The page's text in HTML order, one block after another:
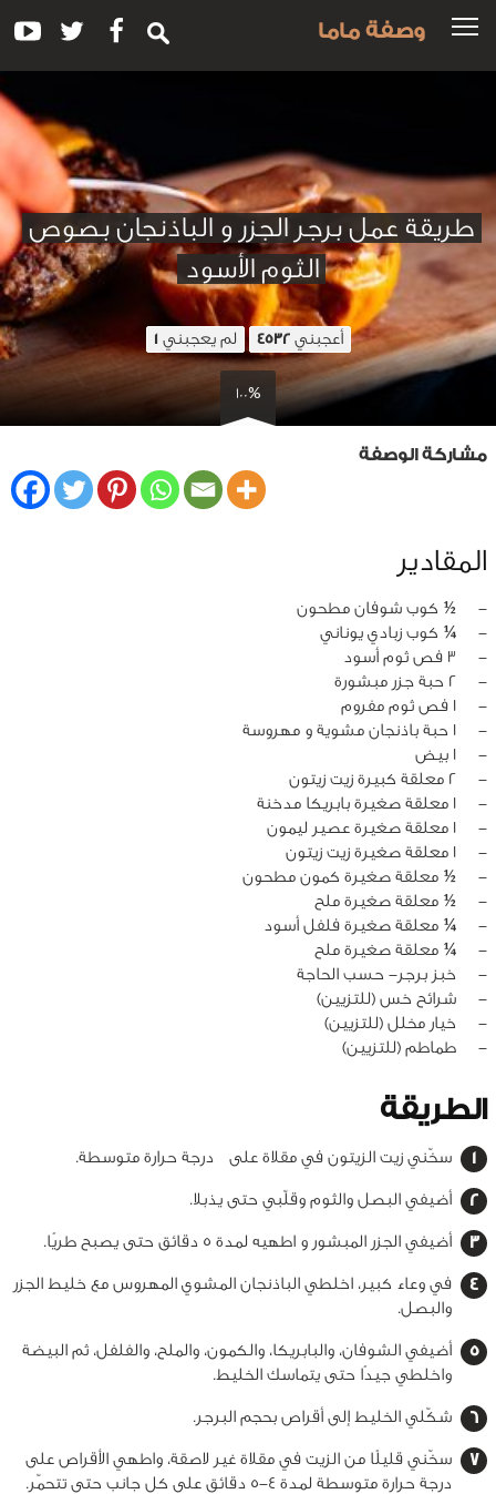
وصفة ماما
طريقة عمل برجر الجزر و الباذنجان بصوص
الثوم الأسود
أعجبني4532 لم يعجبني 1
100%
مشاركة الوصفة
المقادير
‏-
½ كوب شوفان مطحون
‏-
¼ كوب زبادي يوناني
‏-
3 فص ثوم أسود
‏-
2 حبة جزر مبشورة
‏-
1 فص ثوم مفروم
‏-
1 حبة باذنجان مشوية و مهروسة
‏-
1 بيض
‏-
2 معلقة كبيرة زيت زيتون
‏-
1 معلقة صغيرة بابريكا مدخنة
‏-
1 معلقة صغيرة عصير ليمون
‏-
1 معلقة صغيرة زيت زيتون
‏-
½ معلقة صغيرة كمون مطحون
‏-
½ معلقة صغيرة ملح
‏-
¼ معلقة صغيرة فلفل أسود
‏-
¼ معلقة صغيرة ملح
‏-
خبز برجر- حسب الحاجة
‏-
شرائح خس (للتزيين)
‏-
خيار مخلل (للتزيين)
‏-
طماطم (للتزيين)
الطريقة
سخّني زيت الزيتون في مقلاة على درجة حرارة متوسطة.
أضيفي البصل والثوم وقلّبي حتى يذبلا.
أضيفي الجزر المبشور و اطهيه لمدة 5 دقائق حتى يصبح طريًا.
في وعاء كبير، اخلطي الباذنجان المشوي المهروس مع خليط الجزر
والبصل.
أضيفي الشوفان، والبابريكا، والكمون، والملح، والفلفل، ثم البيضة
واخلطي جيدًا حتى يتماسك الخليط.
شكّلي الخليط إلى أقراص بحجم البرجر.
سخّني قليلًا من الزيت في مقلاة غير لاصقة، واطهي الأقراص على
درجة حرارة متوسطة لمدة 4-5 دقائق على كل جانب حتى تتحمّر.